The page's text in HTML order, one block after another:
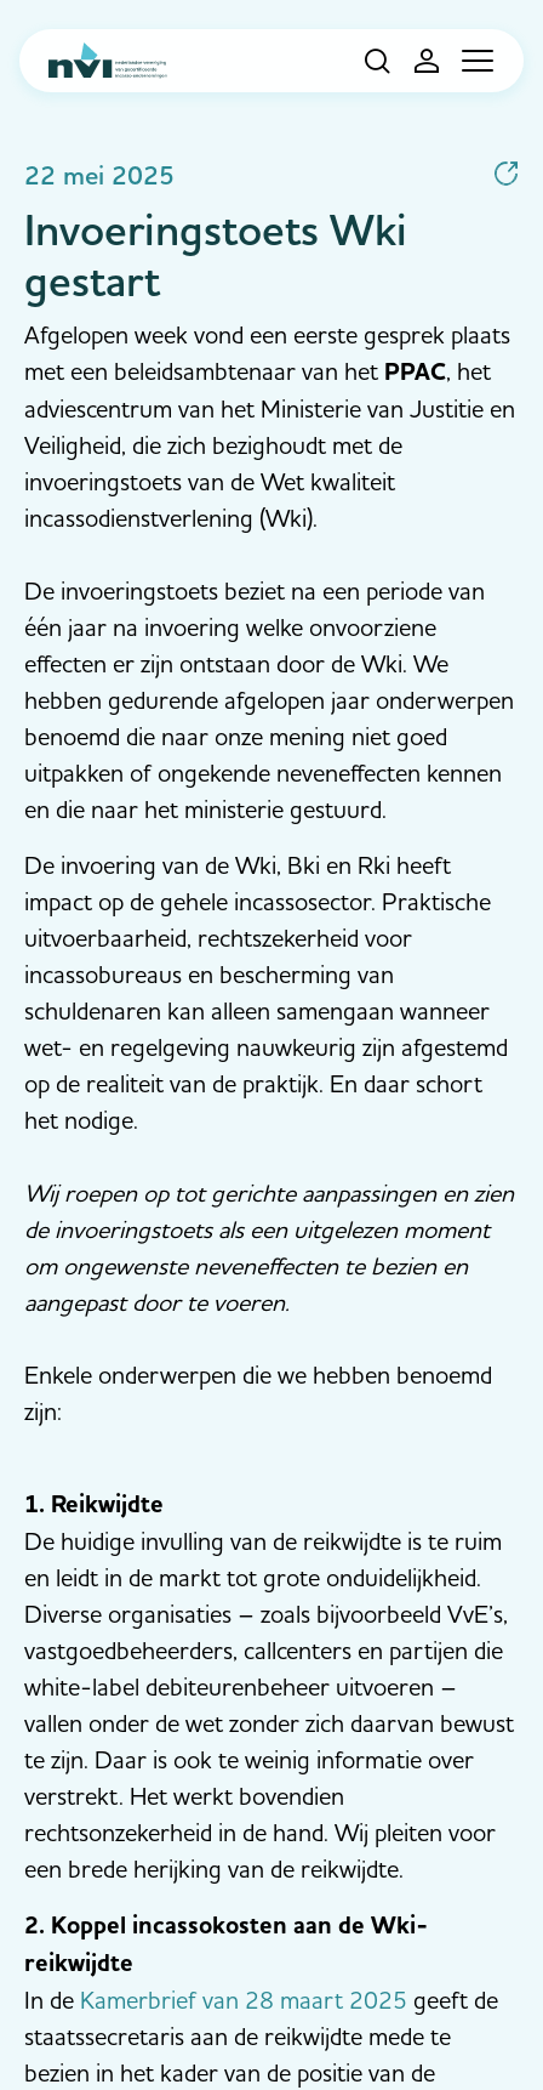
Navigation
22 mei 2025
Invoeringstoets Wki
gestart
Afgelopen week vond een eerste gesprek plaats
met een beleidsambtenaar van het PPAC, het
adviescentrum van het Ministerie van Justitie en
Veiligheid, die zich bezighoudt met de
invoeringstoets van de Wet kwaliteit
incassodienstverlening (Wki).
De invoeringstoets beziet na een periode van
één jaar na invoering welke onvoorziene
effecten er zijn ontstaan door de Wki. We
hebben gedurende afgelopen jaar onderwerpen
benoemd die naar onze mening niet goed
uitpakken of ongekende neveneffecten kennen
en die naar het ministerie gestuurd.
De invoering van de Wki, Bki en Rki heeft
impact op de gehele incassosector. Praktische
uitvoerbaarheid, rechtszekerheid voor
incassobureaus en bescherming van
schuldenaren kan alleen samengaan wanneer
wet- en regelgeving nauwkeurig zijn afgestemd
op de realiteit van de praktijk. En daar schort
het nodige.
Wij roepen op tot gerichte aanpassingen en zien
de invoeringstoets als een uitgelezen moment
om ongewenste neveneffecten te bezien en
aangepast door te voeren.
Enkele onderwerpen die we hebben benoemd
zijn:
1. Reikwijdte
De huidige invulling van de reikwijdte is te ruim
en leidt in de markt tot grote onduidelijkheid.
Diverse organisaties – zoals bijvoorbeeld VvE’s,
vastgoedbeheerders, callcenters en partijen die
white-label debiteurenbeheer uitvoeren –
vallen onder de wet zonder zich daarvan bewust
te zijn. Daar is ook te weinig informatie over
verstrekt. Het werkt bovendien
rechtsonzekerheid in de hand. Wij pleiten voor
een brede herijking van de reikwijdte.
2. Koppel incassokosten aan de Wki-
reikwijdte
In de Kamerbrief van 28 maart 2025 geeft de
staatssecretaris aan de reikwijdte mede te
bezien in het kader van de positie van de